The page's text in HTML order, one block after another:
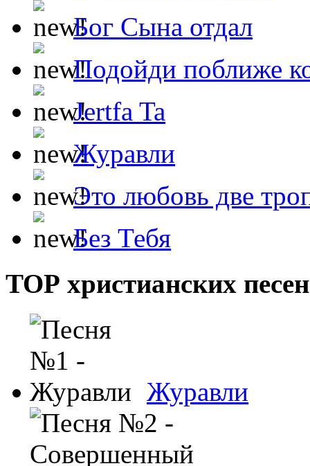
Бог Сына отдал
Подойди поближе
Jertfa Ta
Журавли
Это любовь две
Без Тебя
ТОР христианских песен
Журавли